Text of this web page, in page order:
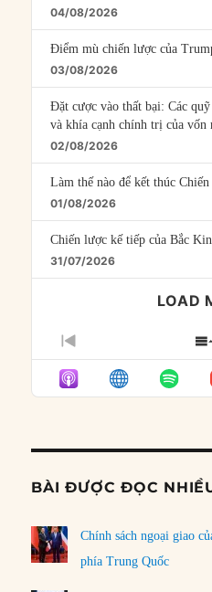
04/08/2026
Điểm mù chiến lược của
03/08/2026
Đặt cược vào thất bại: Các
và khía cạnh chính trị của vốn
02/08/2026
Làm thế nào để kết thúc
01/08/2026
Chiến lược kế tiếp của Bắc
31/07/2026
LOAD
PREVIOUS
EPISODE
BÀI ĐƯỢC ĐỌC
Chính sách ngoại giao
phía Trung Quốc